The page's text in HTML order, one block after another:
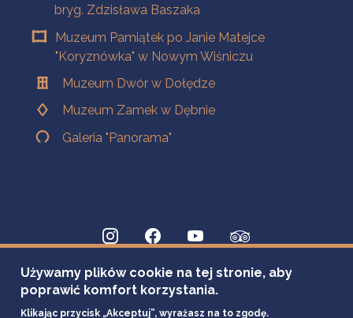
bryg. Zdzisława Baszaka
Muzeum Pamiątek po Janie Matejce
"Koryznówka" w Nowym Wiśniczu
Muzeum Dwór w Dołędze
Muzeum Zamek w Dębnie
Galeria "Panorama"
Używamy plików cookie na tej stronie, aby
poprawić komfort korzystania.
Klikając przycisk „Akceptuj”, wyrażasz na to zgodę.